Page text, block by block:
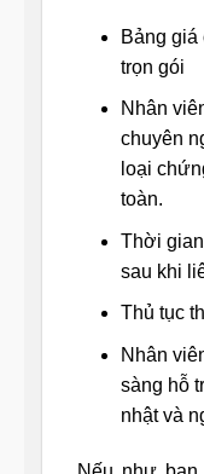
Bảng giá
trọn gói
Nhân
chuyên
loại
toàn.
Thời
sau khi
Thủ tục
Nhân
sàng hỗ
nhật và